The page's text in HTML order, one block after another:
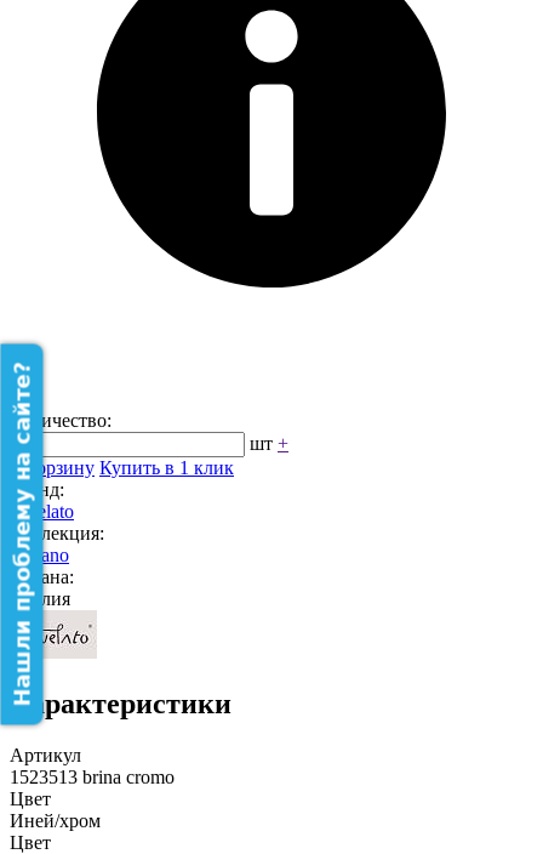
Количество:
шт +
В корзину Купить в 1 клик
Бренд:
Rivelato
Коллекция:
Lugano
Страна:
Италия
Характеристики
Артикул
1523513 brina cromo
Цвет
Иней/хром
Цвет
Нашли проблему на сайте?